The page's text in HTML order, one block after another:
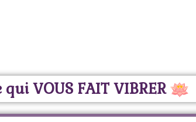
qui VOUS FAIT VIBRER